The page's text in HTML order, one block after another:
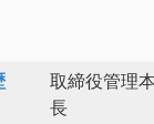
取締役管理
長